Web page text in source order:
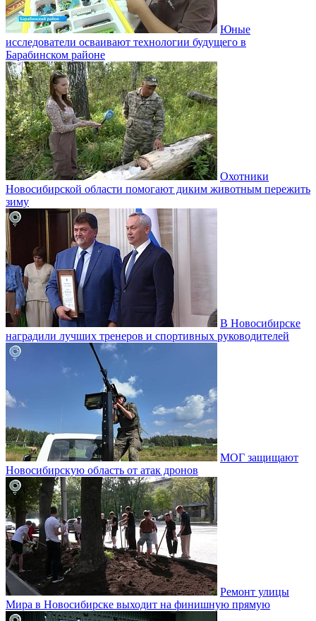
Юные
исследователи осваивают технологии будущего в
Барабинском районе
Охотники
Новосибирской области помогают диким животным пережить
зиму
В Новосибирске
наградили лучших тренеров и спортивных руководителей
МОГ защищают
Новосибирскую область от атак дронов
Ремонт улицы
Мира в Новосибирске выходит на финишную прямую